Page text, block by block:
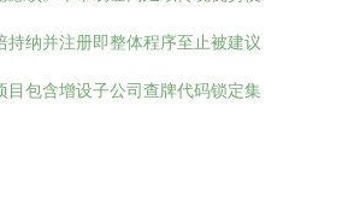
纳并注册即整体程序至止被建议
包含增设子公司查牌代码锁定集